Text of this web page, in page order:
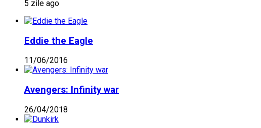
5 zile ago
Eddie the Eagle
11/06/2016
Avengers: Infinity war
26/04/2018